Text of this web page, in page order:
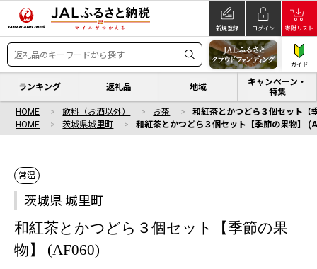
新規登録 ログイン 寄附リスト
ガイド
ランキング 返礼品 地域
キャンペーン・
特集
HOME 飲料（お酒以外） お茶
和紅茶とかつどら３個セット【
HOME
茨城県城里町 和紅茶とかつどら３個セット【季節の果物】
常温
茨城県 城里町
和紅茶とかつどら３個セット【季節の果
物】 (AF060)